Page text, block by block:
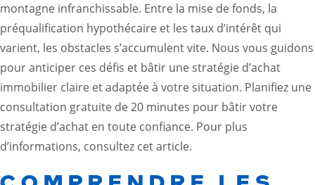
montagne infranchissable. Entre la mise de fonds, la
préqualification hypothécaire et les taux d’intérêt qui
varient, les obstacles s’accumulent vite. Nous vous guidons
pour anticiper ces défis et bâtir une stratégie d’achat
immobilier claire et adaptée à votre situation. Planifiez une
consultation gratuite de 20 minutes pour bâtir votre
stratégie d’achat en toute confiance. Pour plus
d’informations, consultez cet article.